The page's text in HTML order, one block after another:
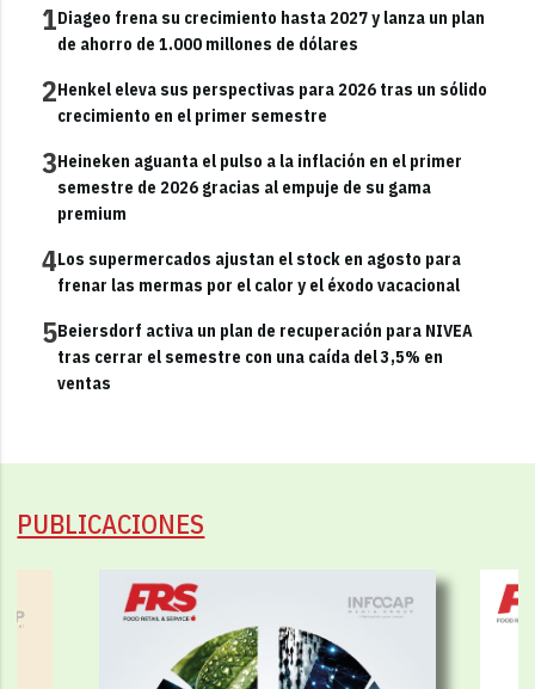
1Diageo frena su crecimiento hasta 2027 y lanza un plan
de ahorro de 1.000 millones de dólares
2Henkel eleva sus perspectivas para 2026 tras un sólido
crecimiento en el primer semestre
3Heineken aguanta el pulso a la inflación en el primer
semestre de 2026 gracias al empuje de su gama
premium
4Los supermercados ajustan el stock en agosto para
frenar las mermas por el calor y el éxodo vacacional
5Beiersdorf activa un plan de recuperación para NIVEA
tras cerrar el semestre con una caída del 3,5% en
ventas
PUBLICACIONES